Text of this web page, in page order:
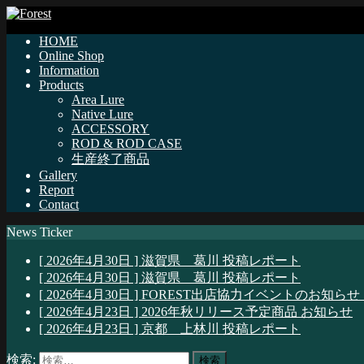
HOME
Online Shop
Information
Products
Area Lure
Native Lure
ACCESSORY
ROD & ROD CASE
生産終了商品
Gallery
Report
Contact
News Ticker
[ 2026年4月30日 ] 滋賀県 葛川 投稿レポート
[ 2026年4月30日 ] 滋賀県 葛川 投稿レポート
[ 2026年4月30日 ] FOREST出店協力イベントのお知らせ
[ 2026年4月23日 ] 2026年秋リリース予定商品 お知らせ
[ 2026年4月23日 ] 京都 上林川 投稿レポート
検索: